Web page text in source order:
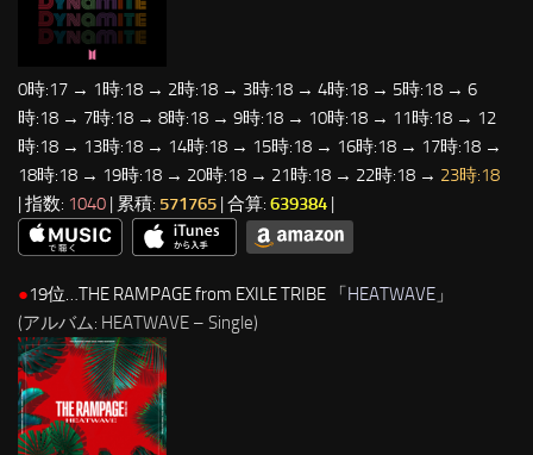
0時:17 → 1時:18 → 2時:18 → 3時:18 → 4時:18 → 5時:18 → 6
時:18 → 7時:18 → 8時:18 → 9時:18 → 10時:18 → 11時:18 → 12
時:18 → 13時:18 → 14時:18 → 15時:18 → 16時:18 → 17時:18 →
18時:18 → 19時:18 → 20時:18 → 21時:18 → 22時:18 → 23時:18
| 指数: 1040 | 累積: 571765 | 合算: 639384 |
●19位…THE RAMPAGE from EXILE TRIBE 「HEATWAVE 」
(アルバム: HEATWAVE – Single)